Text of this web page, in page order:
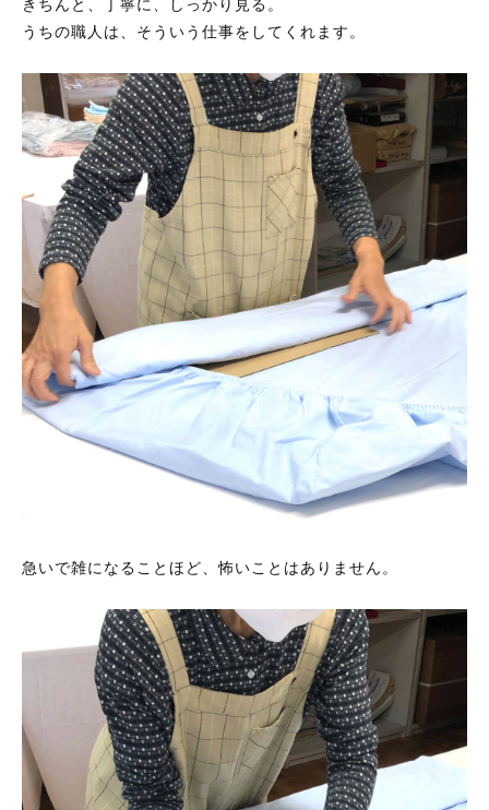
きちんと、丁寧に、しっかり見る。
うちの職人は、そういう仕事をしてくれます。
急いで雑になることほど、怖いことはありません。
代表取締役ご挨拶
機能集約型工場のメリット
理念
スタッフ紹介